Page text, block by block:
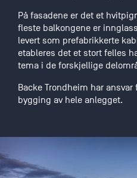
På fasadene er det et
fleste balkongene er
levert som prefabrikkerte
etableres det et stort felles
tema i de forskjellige
Backe Trondheim har
bygging av hele anlegget.